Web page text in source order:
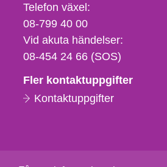
Telefon,
fax
och
e-
Telefon växel:
08-799 40 00
Vid akuta händelser:
08-454 24 66 (SOS)
Fler kontaktuppgifter
Kontaktuppgifter